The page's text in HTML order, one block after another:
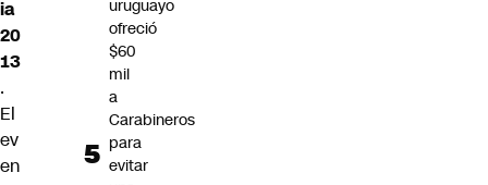
ia
20
13
.
El
ev
en
uruguayo
ofreció
$60
mil
a
Carabineros
para
evitar